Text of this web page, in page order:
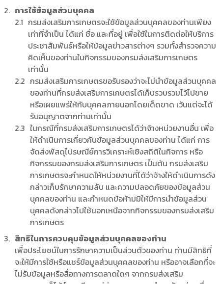
การใช้ข้อมูลส่วนบุคคล
กรมส่งเสริมการเกษตรจะใช้ข้อมูลส่วนบุคคลของท่านเพียง
เท่าที่จำเป็น ได้แก่ ชื่อ และที่อยู่ เพื่อใช้ในการติดต่อให้บริการ
ประชาสัมพันธ์หรือให้ข้อมูลข่าวสารต่างๆ รวมทั้งสำรวจความ
คิดเห็นของท่านในกิจกรรมของกรมส่งเสริมการเกษตร
เท่านั้น
กรมส่งเสริมการเกษตรขอรับรองว่าจะไม่นำข้อมูลส่วนบุคคล
ของท่านที่กรมส่งเสริมการเกษตรได้เก็บรวบรวมไว้ไปขาย
หรือเผยแพร่ให้กับบุคคลภายนอกโดยเด็ดขาด เว้นแต่จะได้
รับอนุญาตจากท่านเท่านั้น
ในกรณีที่กรมส่งเสริมการเกษตรได้ว่าจ้างหน่วยงานอื่น เพื่อ
ให้ดำเนินการเกี่ยวกับข้อมูลส่วนบุคคลของท่าน ได้แก่ การ
จัดส่งพัสดุไปรษณีย์การวิเคราะห์เชิงสถิติในกิจการ หรือ
กิจกรรมของกรมส่งเสริมการเกษตร เป็นต้น กรมส่งเสริม
การเกษตรจะกำหนดให้หน่วยงานที่ได้ว่าจ้างให้ดำเนินการดัง
กล่าวเก็บรักษาความลับ และความปลอดภัยของข้อมูลส่วน
บุคคลของท่าน และกำหนดข้อห้ามมิให้มีการนำข้อมูลส่วน
บุคคลดังกล่าวไปใช้นอกเหนือจากกิจกรรมของกรมส่งเสริม
การเกษตร
สิทธิในการควบคุมข้อมูลส่วนบุคคลของท่าน
เพื่อประโยชน์ในการรักษาความเป็นส่วนตัวของท่าน ท่านมีสิทธิที่
จะให้มีการใช้หรือแชร์ข้อมูลส่วนบุคคลของท่าน หรืออาจเลือกที่จะ
ไม่รับข้อมูลหรือสื่อทางการตลาดใดๆ จากกรมส่งเสริม